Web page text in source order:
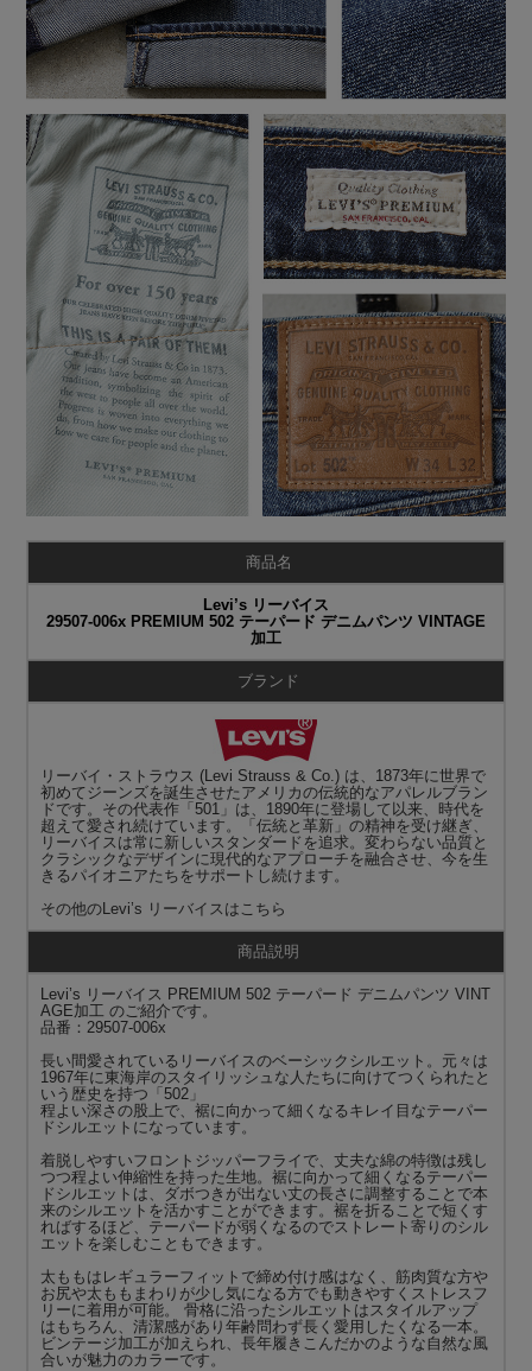
商品名
Levi’s リーバイス
29507-006x PREMIUM 502 テーパード デニムパンツ VINTAGE
加工
ブランド
リーバイ・ストラウス (Levi Strauss & Co.) は、1873年に世界で
初めてジーンズを誕生させたアメリカの伝統的なアパレルブラン
ドです。その代表作「501」は、1890年に登場して以来、時代を
超えて愛され続けています。「伝統と革新」の精神を受け継ぎ、
リーバイスは常に新しいスタンダードを追求。変わらない品質と
クラシックなデザインに現代的なアプローチを融合させ、今を生
きるパイオニアたちをサポートし続けます。
その他のLevi’s リーバイス はこちら
商品説明
Levi’s リーバイス PREMIUM 502 テーパード デニムパンツ VINT
AGE加工 のご紹介です。
品番：29507-006x
長い間愛されているリーバイスのベーシックシルエット。元々は
1967年に東海岸のスタイリッシュな人たちに向けてつくられたと
いう歴史を持つ「502」
程よい深さの股上で、裾に向かって細くなるキレイ目なテーパー
ドシルエットになっています。
着脱しやすいフロントジッパーフライで、丈夫な綿の特徴は残し
つつ程よい伸縮性を持った生地。裾に向かって細くなるテーパー
ドシルエットは、ダボつきが出ない丈の長さに調整することで本
来のシルエットを活かすことができます。裾を折ることで短くす
ればするほど、テーパードが弱くなるのでストレート寄りのシル
エットを楽しむこともできます。
太ももはレギュラーフィットで締め付け感はなく、筋肉質な方や
お尻や太ももまわりが少し気になる方でも動きやすくストレスフ
リーに着用が可能。 骨格に沿ったシルエットはスタイルアップ
はもちろん、清潔感があり年齢問わず長く愛用したくなる一本。
ビンテージ加工が加えられ、長年履きこんだかのような自然な風
合いが魅力のカラーです。